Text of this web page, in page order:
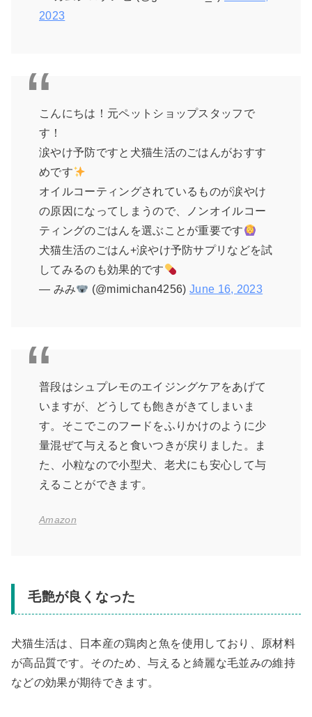
2023
こんにちは！元ペットショップスタッフで
す！
涙やけ予防ですと犬猫生活のごはんがおすす
めです
オイルコーティングされているものが涙やけ
の原因になってしまうので、ノンオイルコー
ティングのごはんを選ぶことが重要です
犬猫生活のごはん+涙やけ予防サプリなどを試
してみるのも効果的です
— みみ
(@mimichan4256) June 16, 2023
普段はシュプレモのエイジングケアをあげて
いますが、どうしても飽きがきてしまいま
す。そこでこのフードをふりかけのように少
量混ぜて与えると食いつきが戻りました。ま
た、小粒なので小型犬、老犬にも安心して与
えることができます。
Amazon
毛艶が良くなった
犬猫生活は、日本産の鶏肉と魚を使用しており、原材料
が高品質です。そのため、与えると綺麗な毛並みの維持
などの効果が期待できます。